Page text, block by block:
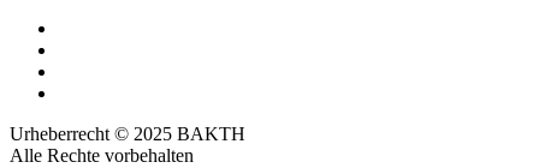
Urheberrecht © 2025 BAKTH
Alle Rechte vorbehalten